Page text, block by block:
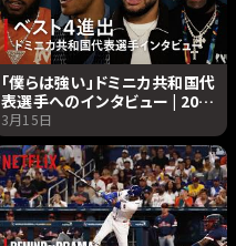
「僕らは強い」ドミニカ共和国代
表選手へのインタビュー | 2026
ワールドベースボールクラシッ
ク | Netflix Japan
3月15日